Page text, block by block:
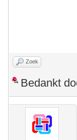
Zoek
Bedankt